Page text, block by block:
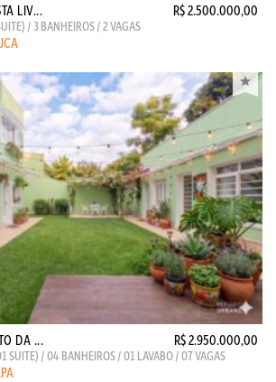
LIV... R$ 2.500.000,00
/ 3 BANHEIROS / 2 VAGAS
DA ... R$ 2.950.000,00
SUITE) / 04 BANHEIROS / 01 LAVABO / 07 VAGAS